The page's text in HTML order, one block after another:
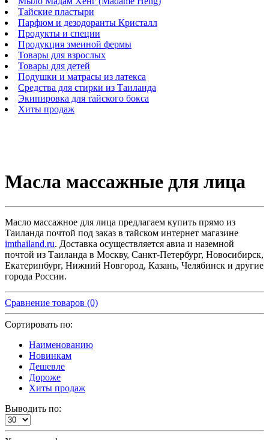
Тайские пластыри
Парфюм и дезодоранты Кристалл
Продукты и специи
Продукция змеиной фермы
Товары для взрослых
Товары для детей
Подушки и матрасы из латекса
Средства для стирки из Таиланда
Экипировка для тайского бокса
Хиты продаж
Масла массажные для лица
Масло массажное для лица предлагаем купить прямо из
Таиланда почтой под заказ в тайском интернет магазине
imthailand.ru. Доставка осуществляется авиа и наземной
почтой из Таиланда в Москву, Санкт-Петербург, Новосибирск,
Екатеринбург, Нижний Новгород, Казань, Челябинск и другие
города России.
Сравнение товаров (0)
Сортировать по:
Наименованию
Новинкам
Дешевле
Дороже
Хиты продаж
Выводить по: